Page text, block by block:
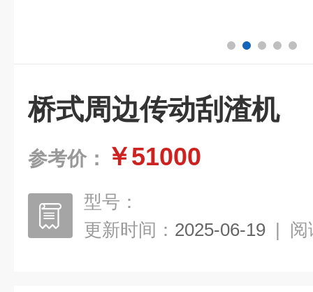
桥式周边传动刮渣机
参考价： ￥51000
型号：
更新时间： 2025-06-19 | 阅